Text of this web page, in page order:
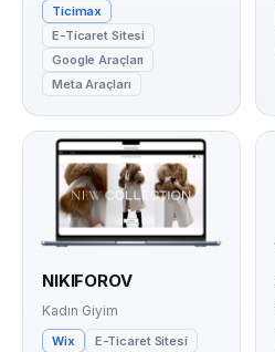
Ticimax
E-Ticaret Sitesi
Google Araçları
Meta Araçları
NIKIFOROV
Kadın Giyim
Wix E-Ticaret Sitesi